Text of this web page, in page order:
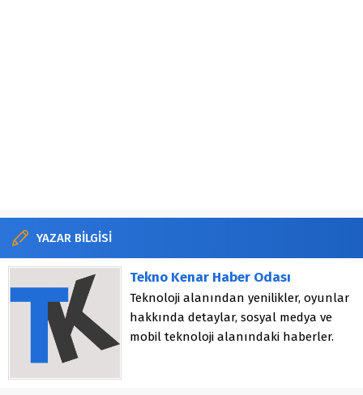
YAZAR BİLGİSİ
Tekno Kenar Haber Odası
Teknoloji alanından yenilikler, oyunlar
hakkında detaylar, sosyal medya ve
mobil teknoloji alanındaki haberler.